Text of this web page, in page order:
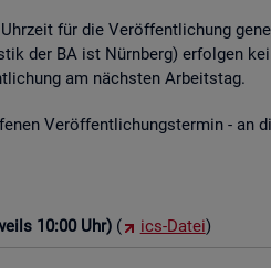
für die Ver­öf­fent­li­chung
der BA ist Nürn­berg) er­fol­gen
am nächs­ten Ar­beits­tag.
Ver­öf­fent­li­chungs­ter­min - an
10:00 Uhr) ( ics-Datei)